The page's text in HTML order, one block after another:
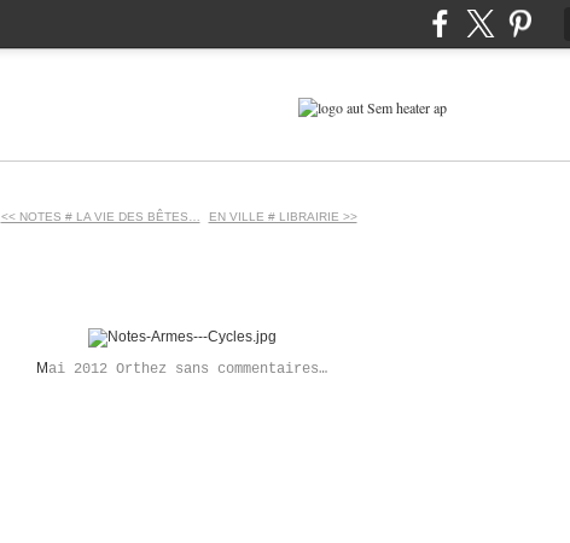
<< NOTES # LA VIE DES BÊTES… EN VILLE # LIBRAIRIE >>
Mai 2012 Orthez sans commentaires…